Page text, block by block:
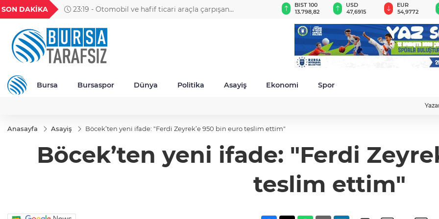
SON DAKİKA
23:19 - Otomobil ve hafif ticari araçla çarpışan
18,2377
TND
16,2326
BGN
27,9743
VND
0,0018
BIST 100
13.798,82
USD
47,6915
EUR
54,9772
Bursa Bursaspor Dünya Politika Asayiş Ekonomi Spor
Anasayfa Asayiş Böcek’ten yeni ifade: "Ferdi Zeyrek’e 950 bin euro teslim ettim"
Böcek’ten yeni ifade: "Ferdi
teslim ettim"